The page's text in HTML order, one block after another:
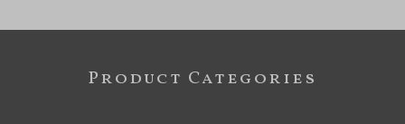
Product Categories